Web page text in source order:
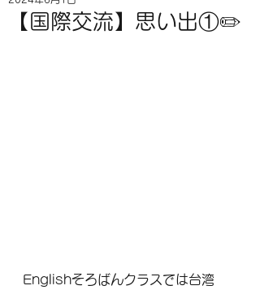
【国際交流】思い出①✏️
Englishそろばんクラスでは台湾